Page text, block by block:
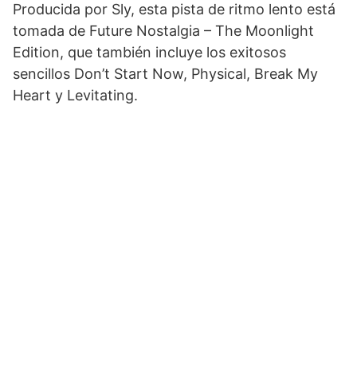
Producida por Sly, esta pista de ritmo lento está
tomada de Future Nostalgia – The Moonlight
Edition, que también incluye los exitosos
sencillos Don’t Start Now, Physical, Break My
Heart y Levitating.